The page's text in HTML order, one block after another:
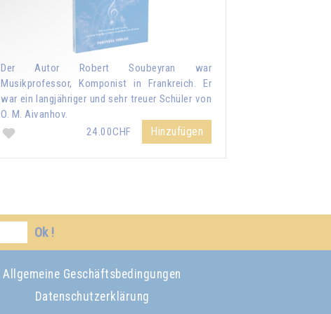
Der Autor Robert Soubeyran war
Musikprofessor, Komponist in Frankreich. Er
war ein langjähriger und sehr treuer Schüler von
O. M. Aivanhov.
24.00CHF
Hinzufügen
Ok !
Allgemeine Geschäftsbedingungen
Datenschutzerklärung